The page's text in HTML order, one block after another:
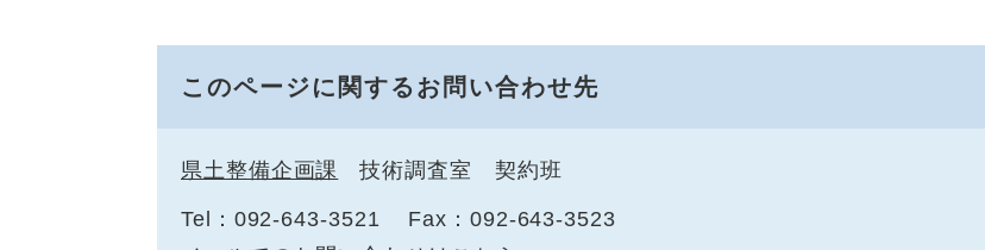
このページに関するお問い合わせ先
県土整備企画課 技術調査室 契約班
Tel：092-643-3521
Fax：092-643-3523